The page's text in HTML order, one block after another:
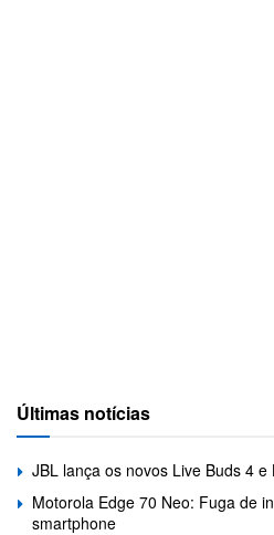
Últimas notícias
JBL lança os novos Live Buds 4 e
Motorola Edge 70 Neo: Fuga de
smartphone